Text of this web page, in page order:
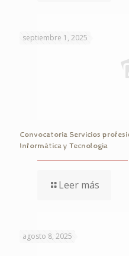
septiembre 1, 2025
Convocatoria Servicios
Informática y Tecnología
Leer más
agosto 8, 2025